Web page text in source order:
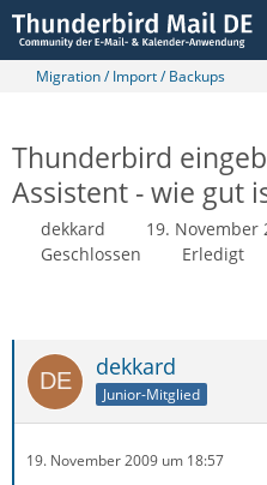
Migration / Import / Backups
Thunderbird
Assistent - wie gut
dekkard
19. November
Geschlossen
Erledigt
dekkard
Junior-Mitglied
19. November 2009 um 18:57